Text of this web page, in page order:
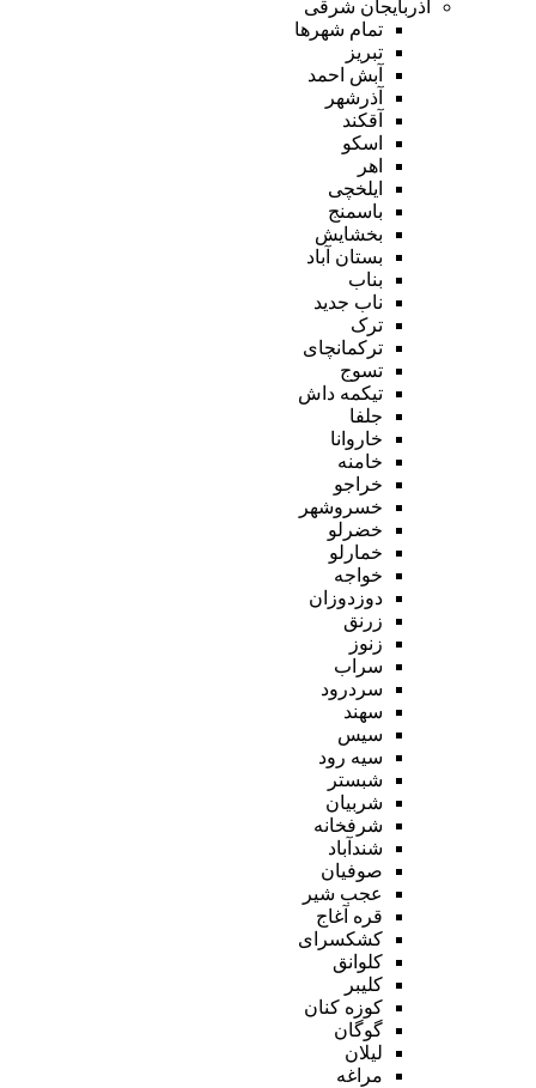
آذربایجان شرقی
تمام شهر‌ها
تبریز
آبش احمد
آذرشهر
آقکند
اسکو
اهر
ایلخچی
باسمنج
بخشایش
بستان آباد
بناب
ناب جدید
ترک
ترکمانچای
تسوج
تیکمه داش
جلفا
خاروانا
خامنه
خراجو
خسروشهر
خضرلو
خمارلو
خواجه
دوزدوزان
زرنق
زنوز
سراب
سردرود
سهند
سیس
سیه رود
شبستر
شربیان
شرفخانه
شندآباد
صوفیان
عجب شیر
قره آغاج
کشکسرای
کلوانق
کلیبر
کوزه کنان
گوگان
لیلان
مراغه